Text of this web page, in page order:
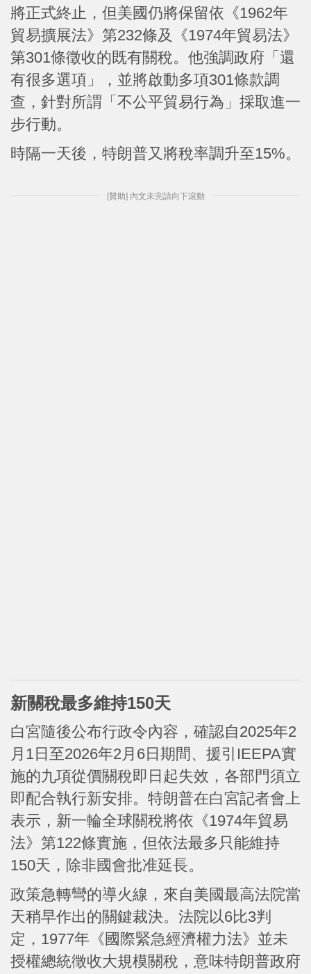
將正式終止，但美國仍將保留依《1962年
貿易擴展法》第232條及《1974年貿易法》
第301條徵收的既有關稅。他強調政府「還
有很多選項」，並將啟動多項301條款調
查，針對所謂「不公平貿易行為」採取進一
步行動。
時隔一天後，特朗普又將稅率調升至15%。
[贊助] 內文未完請向下滾動
新關稅最多維持150天
白宮隨後公布行政令內容，確認自2025年2
月1日至2026年2月6日期間、援引IEEPA實
施的九項從價關稅即日起失效，各部門須立
即配合執行新安排。特朗普在白宮記者會上
表示，新一輪全球關稅將依《1974年貿易
法》第122條實施，但依法最多只能維持
150天，除非國會批准延長。
政策急轉彎的導火線，來自美國最高法院當
天稍早作出的關鍵裁決。法院以6比3判
定，1977年《國際緊急經濟權力法》並未
授權總統徵收大規模關稅，意味特朗普政府